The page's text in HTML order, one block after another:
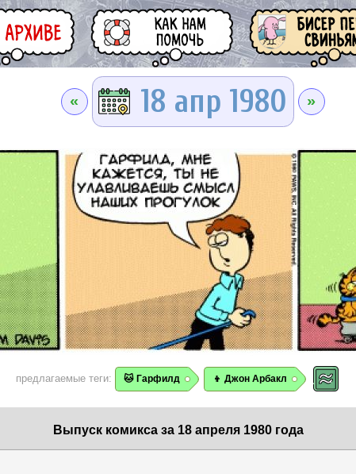
« 18 апр 1980 »
предлагаемые теги: 🐱 Гарфилд 👦 Джон Арбакл
Выпуск комикса за 18 апреля 1980 года